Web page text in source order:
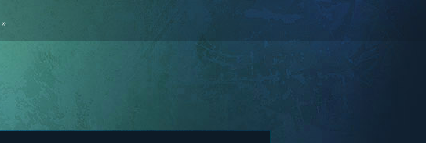
»